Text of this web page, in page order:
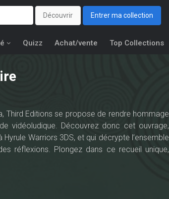
Découvrir Entrer ma collection
Quizz Achat/vente Top Collections
Third Editions se propose de rendre hommage
vidéoludique. Découvrez donc cet ouvrage,
Warriors 3DS, et qui décrypte l’ensemble
réflexions. Plongez dans ce recueil unique,
d’aventure pour enfin découvrir la